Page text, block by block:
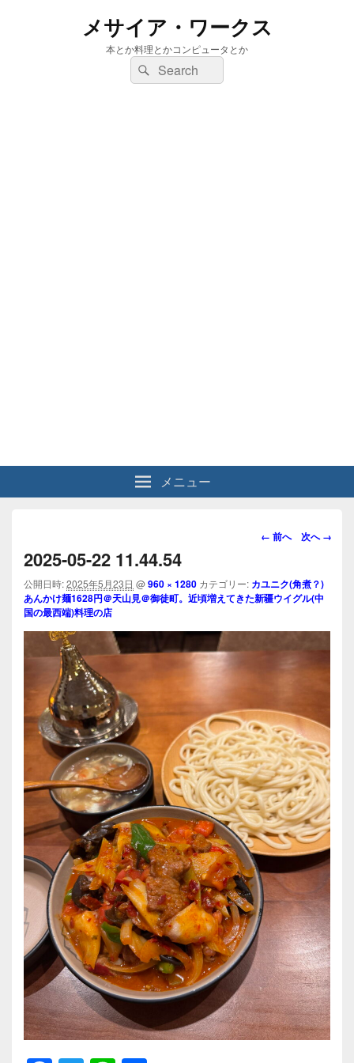
メサイア・ワークス
本とか料理とかコンピュータとか
検
索:
検
索
メニュー
画
ビ
ゲ
シ
ョ
ン
← 前へ 次へ →
2025-05-22 11.44.54
公開日時:2025年5月23日 @960 × 1280 カテゴリー: カユニク(角煮？)
あんかけ麺1628円＠天山見＠御徒町。近頃増えてきた新疆ウイグル(中
国の最西端)料理の店